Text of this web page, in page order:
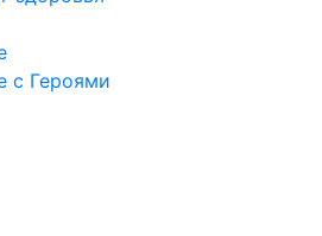
c Героями